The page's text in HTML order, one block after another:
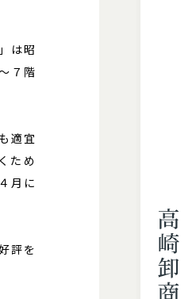
は昭
７階
適宜
ため
月に
評を